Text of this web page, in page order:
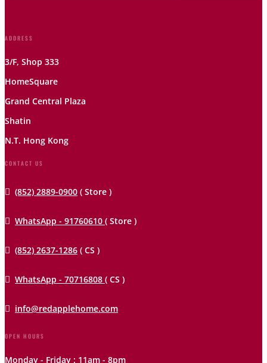
ADDRESS
3/F, Shop 333
HomeSquare
Grand Central Plaza
Shatin
N.T. Hong Kong
CONTACT US
 (852) 2889-0900 ( Store )
 WhatsApp - 91760610 ( Store )
 (852) 2637-1286 ( CS )
 WhatsApp - 70716808 ( CS )
 info@redapplehome.com
OPEN HOURS
Monday - Friday : 11am - 8pm